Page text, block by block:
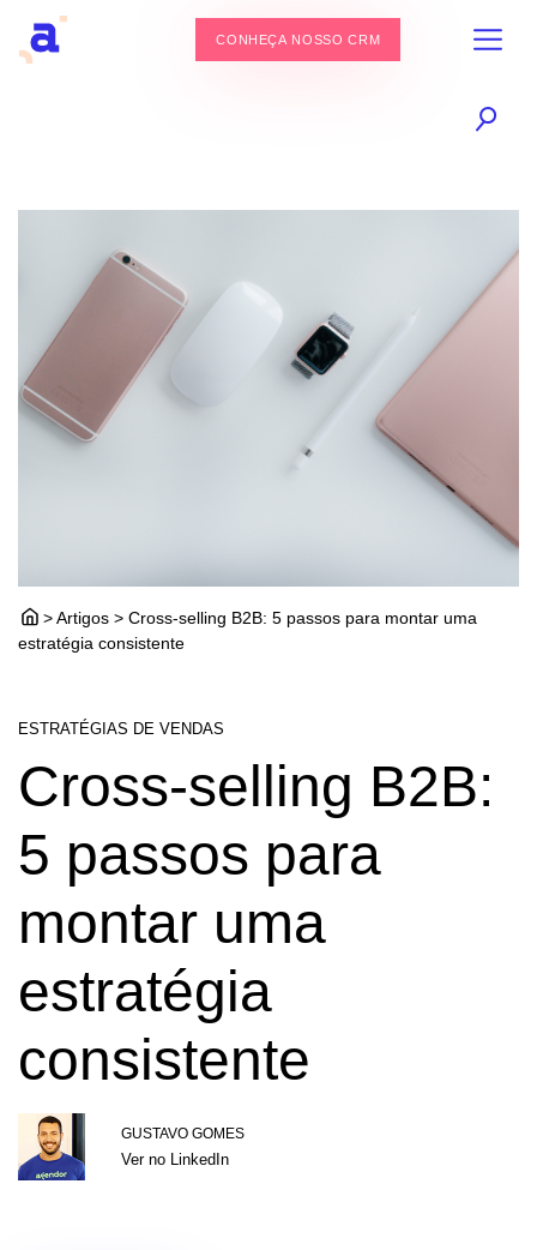
CONHEÇA NOSSO CRM
> Artigos > Cross-selling B2B: 5 passos para montar uma
estratégia consistente
ESTRATÉGIAS DE VENDAS
Cross-selling B2B:
5 passos para
montar uma
estratégia
consistente
GUSTAVO GOMES
Ver no LinkedIn